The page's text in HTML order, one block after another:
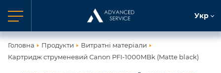
Укр
Головна Продукти
Витратні матеріали
Картридж струменевий Canon PFI-1000MBk (Matte black)